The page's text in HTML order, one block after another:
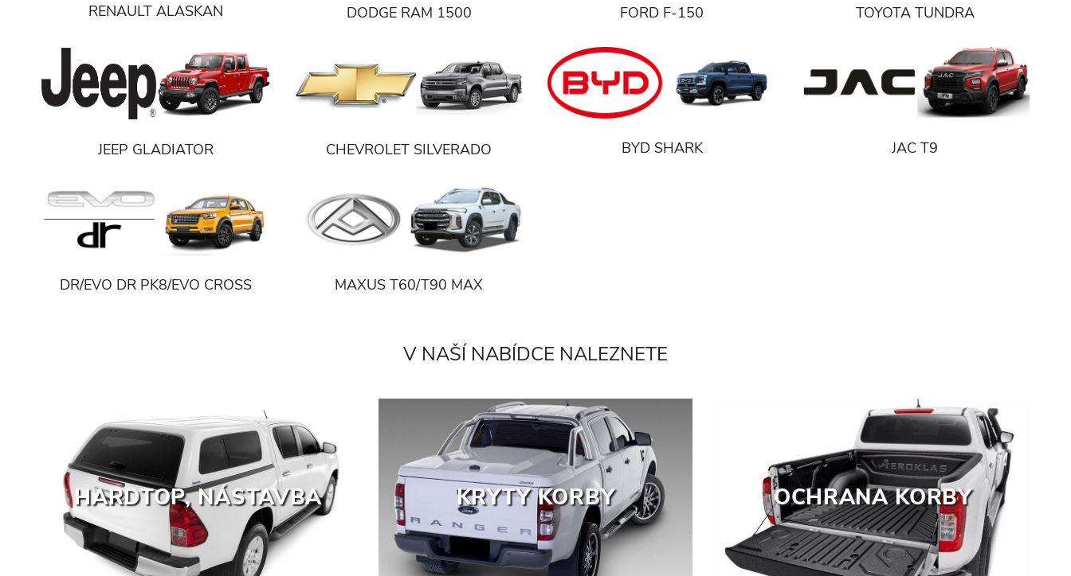
RENAULT ALASKAN DODGE RAM 1500 FORD F-150 TOYOTA TUNDRA
JEEP GLADIATOR CHEVROLET SILVERADO BYD SHARK JAC T9
DR/EVO DR PK8/EVO CROSS MAXUS T60/T90 MAX
V NAŠÍ NABÍDCE NALEZNETE
HARDTOP, NÁSTAVBA KRYTY KORBY OCHRANA KORBY